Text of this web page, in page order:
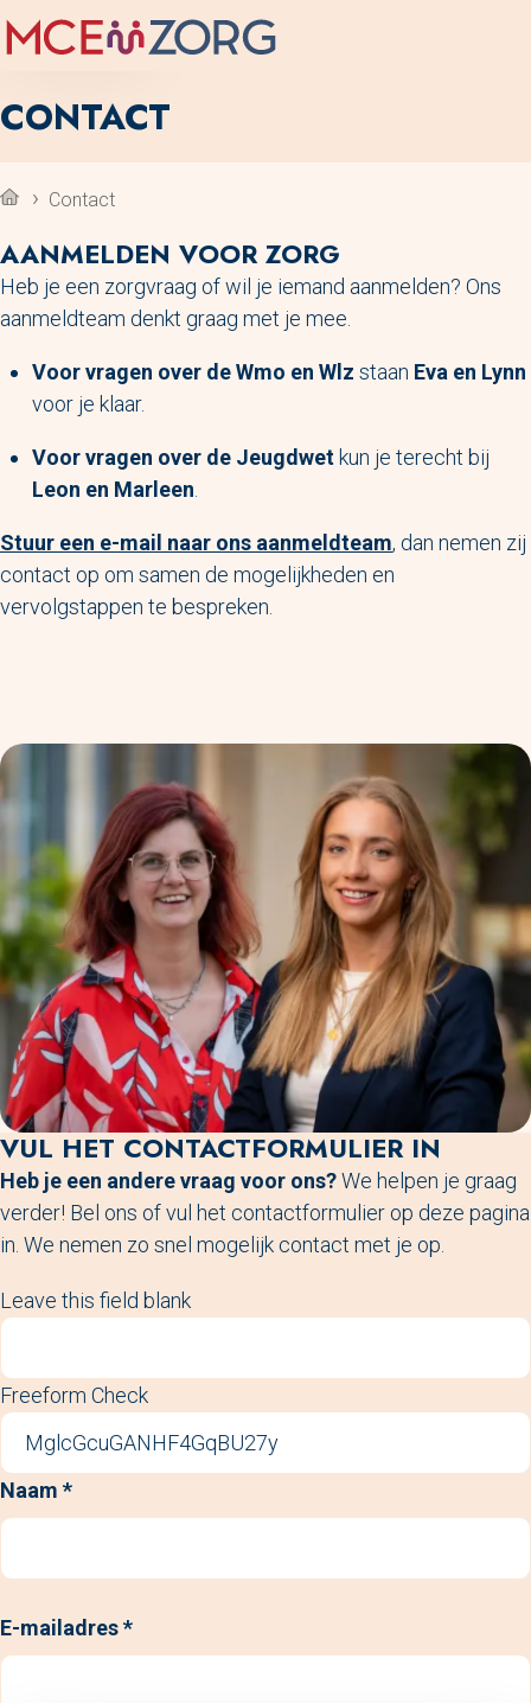
MENU
CONTACT
Contact
AANMELDEN VOOR ZORG
Heb je een zorgvraag of wil je iemand aanmelden? Ons
aanmeldteam denkt graag met je mee.
Voor vragen over de Wmo en Wlz staan Eva en Lynn
voor je klaar.
Voor vragen over de Jeugdwet kun je terecht bij
Leon en Marleen
Stuur een e-mail naar ons aanmeldteam, dan nemen zij
contact op om samen de mogelijkheden en
vervolgstappen te bespreken.
VUL HET CONTACTFORMULIER IN
Heb je een andere vraag voor ons?We helpen je graag
verder! Bel ons of vul het contactformulier op deze pagina
in. We nemen zo snel mogelijk contact met je op.
Leave this field blank
Freeform Check
Naam
E-mailadres